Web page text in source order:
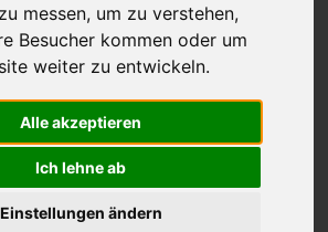
messen, um zu verstehen,
Besucher kommen oder um
weiter zu entwickeln.
Alle akzeptieren
Ich lehne ab
Einstellungen ändern